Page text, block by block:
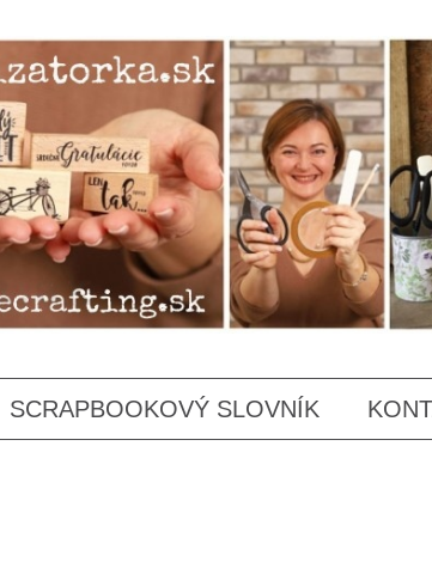
SKIP
SCRAPBOOKOVÝ SLOVNÍK